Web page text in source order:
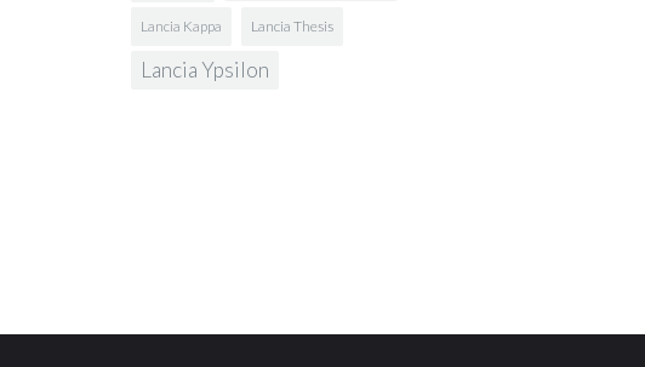
Lancia Kappa Lancia Thesis
Lancia Ypsilon